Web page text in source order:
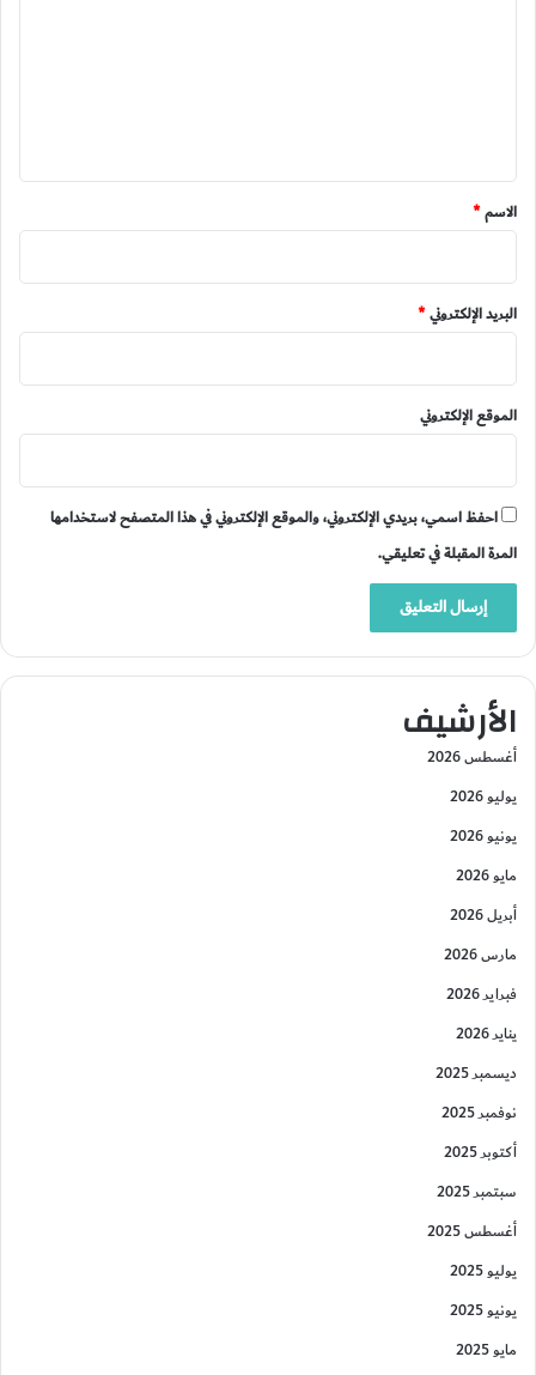
*
الاسم*
البريد الإلكتروني*
الموقع الإلكتروني
احفظ اسمي، بريدي الإلكتروني، والموقع الإلكتروني في هذا المتصفح لاستخدامها
المرة المقبلة في تعليقي.
الأرشيف
أغسطس 2026
يوليو 2026
يونيو 2026
مايو 2026
أبريل 2026
مارس 2026
فبراير 2026
يناير 2026
ديسمبر 2025
نوفمبر 2025
أكتوبر 2025
سبتمبر 2025
أغسطس 2025
يوليو 2025
يونيو 2025
مايو 2025